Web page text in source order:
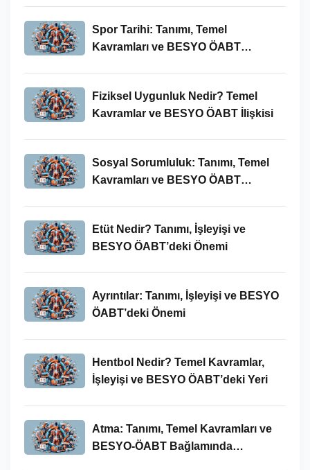
Spor Tarihi: Tanımı, Temel
Kavramları ve BESYO ÖABT
Fiziksel Uygunluk Nedir? Temel
Kavramlar ve BESYO ÖABT İlişkisi
Sosyal Sorumluluk: Tanımı, Temel
Kavramları ve BESYO ÖABT
Etüt Nedir? Tanımı, İşleyişi ve
BESYO ÖABT’deki Önemi
Ayrıntılar: Tanımı, İşleyişi ve BESYO
ÖABT’deki Önemi
Hentbol Nedir? Temel Kavramlar,
İşleyişi ve BESYO ÖABT’deki Yeri
Atma: Tanımı, Temel Kavramları ve
BESYO-ÖABT Bağlamında